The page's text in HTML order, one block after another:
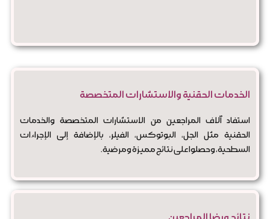
الخدمات الحقنية والاستشارات المتخصصة
استفاد آلاف المراجعين من الاستشارات المتخصصة والخدمات
الحقنية مثل الجل، البوتوكس، الفيلر، بالإضافة إلى الإجراءات
السطحية، وحصلوا على نتائج مميزة ومرضية.